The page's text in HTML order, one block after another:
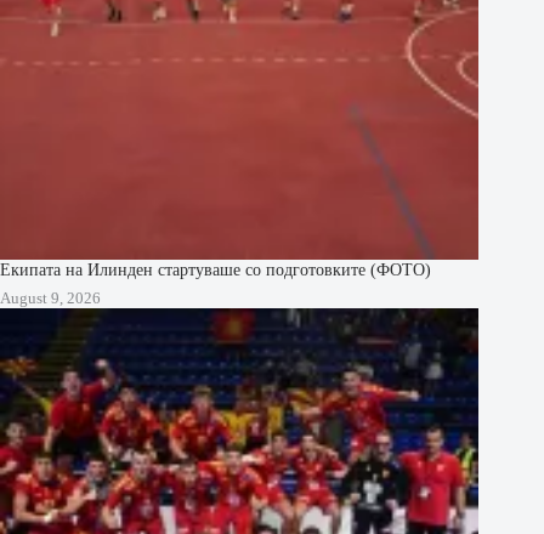
Екипата на Илинден стартуваше со подготовките (ФОТО)
August 9, 2026